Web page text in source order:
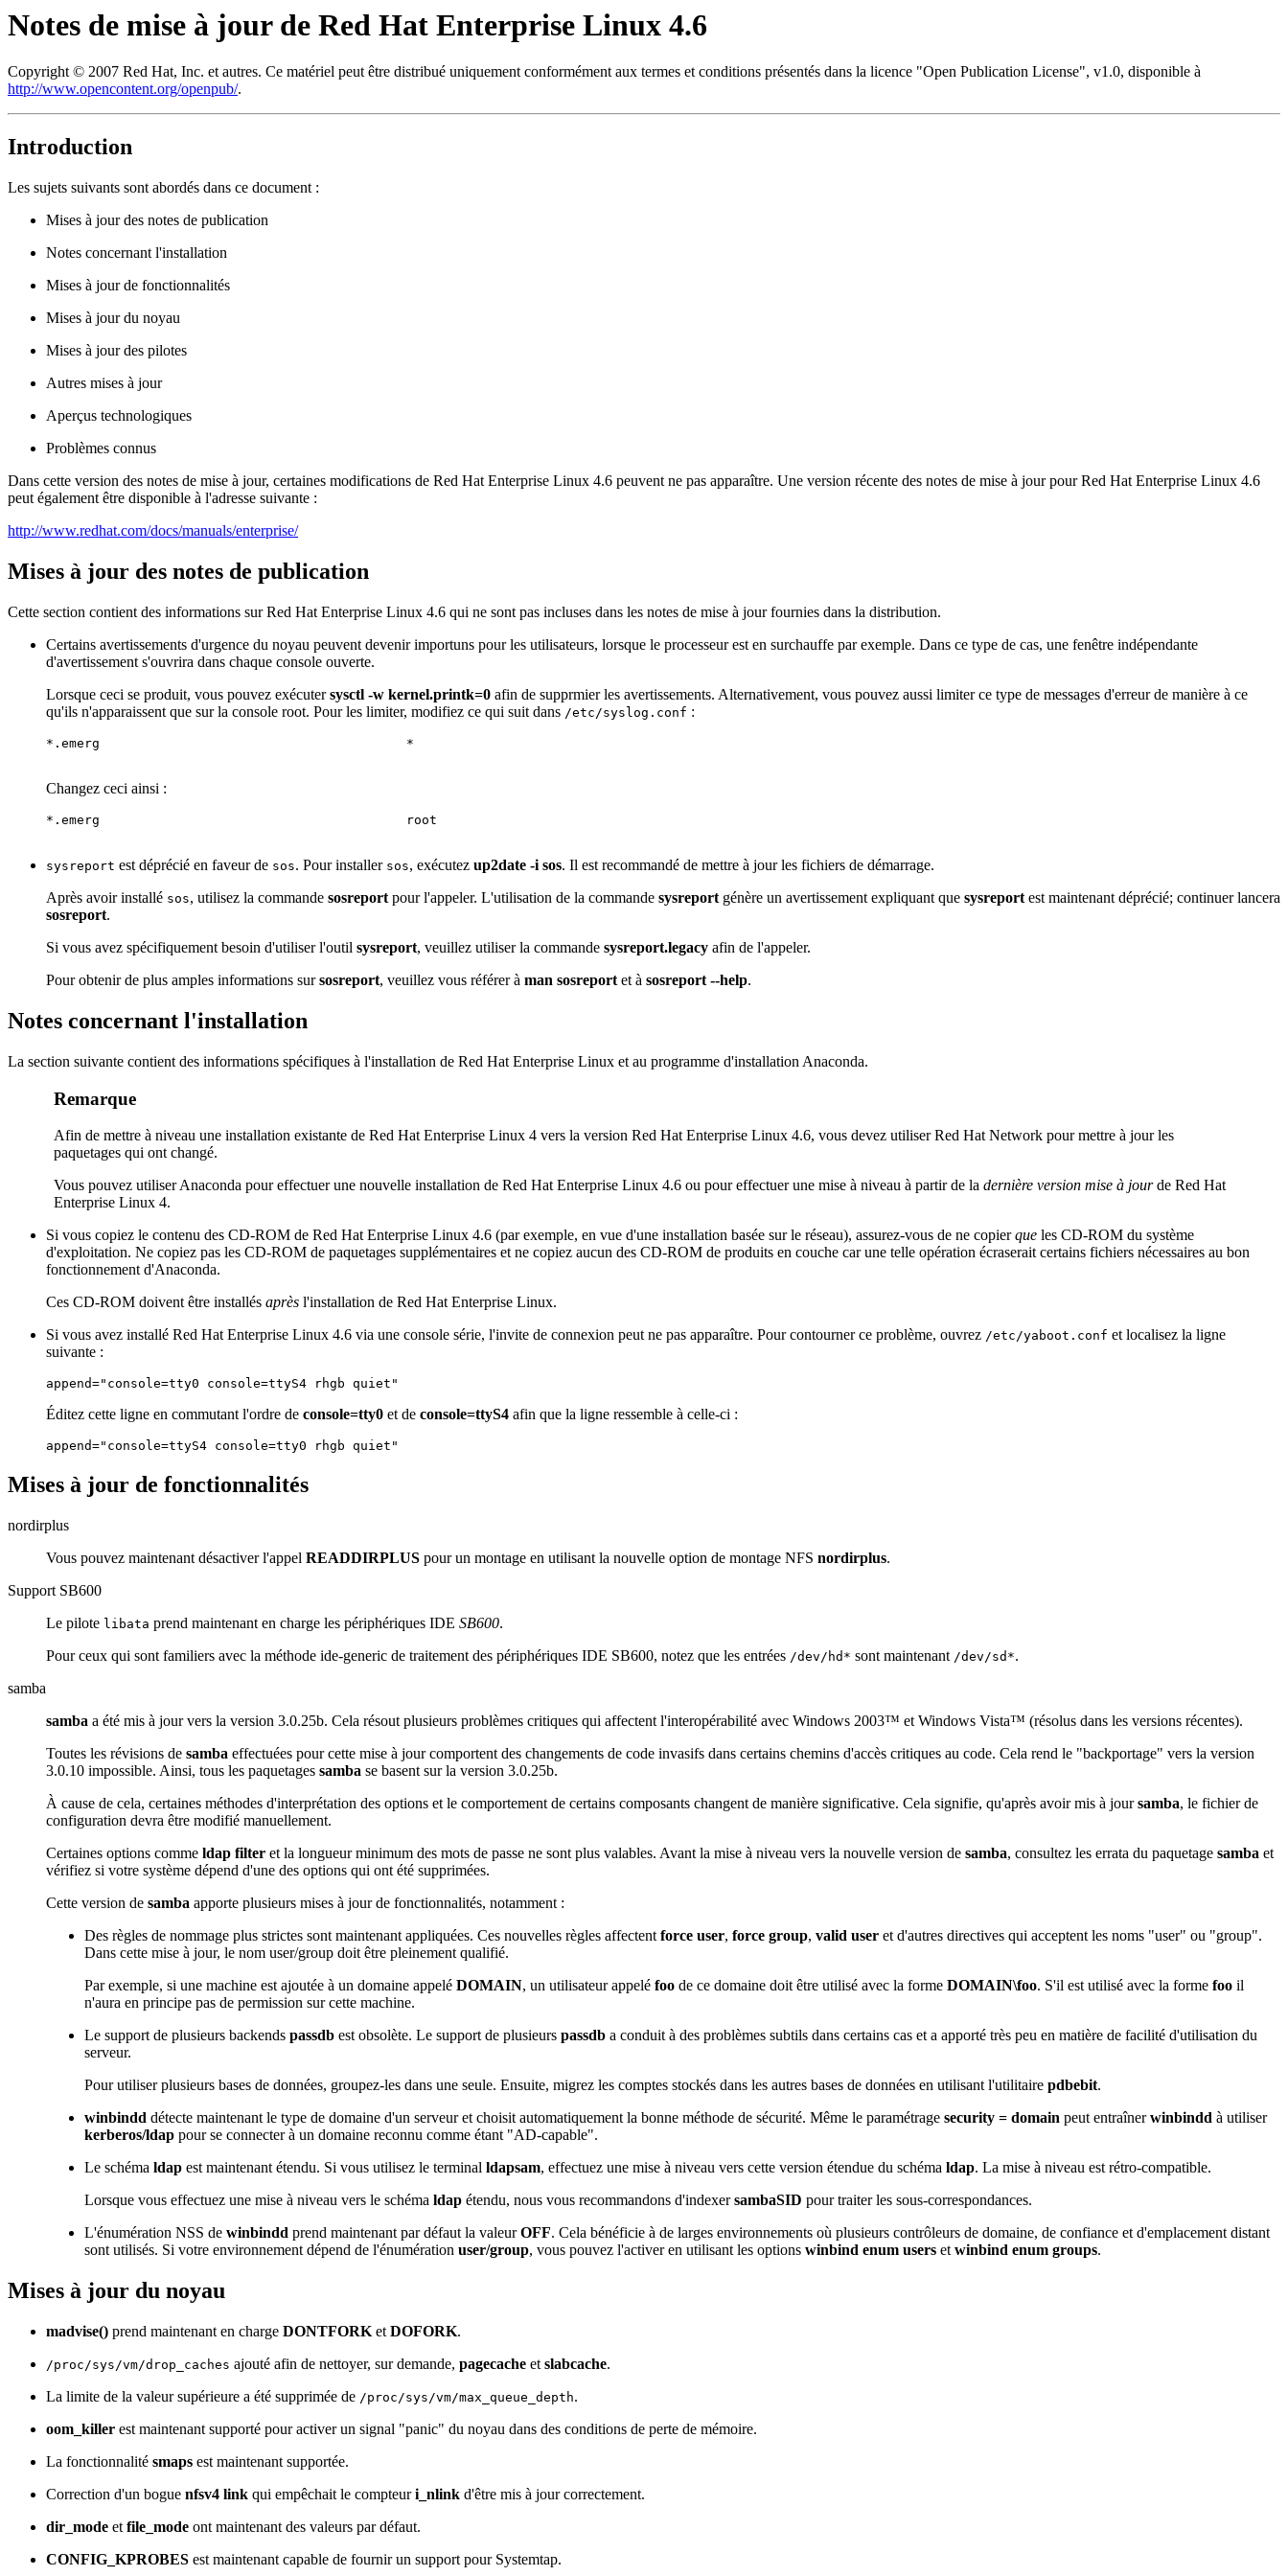
Notes de mise à jour de Red Hat Enterprise Linux 4.6
Copyright © 2007 Red Hat, Inc. et autres. Ce matériel peut être distribué uniquement conformément aux termes et conditions présentés dans la licence "Open Publication License", v1.0, disponible à
http://www.opencontent.org/openpub/.
Introduction
Les sujets suivants sont abordés dans ce document :
Mises à jour des notes de publication
Notes concernant l'installation
Mises à jour de fonctionnalités
Mises à jour du noyau
Mises à jour des pilotes
Autres mises à jour
Aperçus technologiques
Problèmes connus
Dans cette version des notes de mise à jour, certaines modifications de Red Hat Enterprise Linux 4.6 peuvent ne pas apparaître. Une version récente des notes de mise à jour pour Red Hat Enterprise Linux 4.6
peut également être disponible à l'adresse suivante :
http://www.redhat.com/docs/manuals/enterprise/
Mises à jour des notes de publication
Cette section contient des informations sur Red Hat Enterprise Linux 4.6 qui ne sont pas incluses dans les notes de mise à jour fournies dans la distribution.
Certains avertissements d'urgence du noyau peuvent devenir importuns pour les utilisateurs, lorsque le processeur est en surchauffe par exemple. Dans ce type de cas, une fenêtre indépendante
d'avertissement s'ouvrira dans chaque console ouverte.
Lorsque ceci se produit, vous pouvez exécutersysctl -w kernel.printk=0 afin de supprmier les avertissements. Alternativement, vous pouvez aussi limiter ce type de messages d'erreur de manière à ce
qu'ils n'apparaissent que sur la console root. Pour les limiter, modifiez ce qui suit dans /etc/syslog.conf :
*.emerg                                        *
Changez ceci ainsi :
*.emerg                                        root
sysreport est déprécié en faveur de sos. Pour installer sos, exécutez up2date -i sos. Il est recommandé de mettre à jour les fichiers de démarrage.
Après avoir installé sos, utilisez la commande sosreport pour l'appeler. L'utilisation de la commande sysreport génère un avertissement expliquant que sysreport est maintenant déprécié; continuer lancera
sosreport.
Si vous avez spécifiquement besoin d'utiliser l'outil sysreport, veuillez utiliser la commande sysreport.legacy afin de l'appeler.
Pour obtenir de plus amples informations sursosreport, veuillez vous référer à man sosreport et à sosreport --help.
Notes concernant l'installation
La section suivante contient des informations spécifiques à l'installation de Red Hat Enterprise Linux et au programme d'installation Anaconda.
Remarque
Afin de mettre à niveau une installation existante de Red Hat Enterprise Linux 4 vers la version Red Hat Enterprise Linux 4.6, vous devez utiliser Red Hat Network pour mettre à jour les
paquetages qui ont changé.
Vous pouvez utiliser Anaconda pour effectuer une nouvelle installation de Red Hat Enterprise Linux 4.6 ou pour effectuer une mise à niveau à partir de la dernière version mise à jourde Red Hat
Enterprise Linux 4.
Si vous copiez le contenu des CD-ROM de Red Hat Enterprise Linux 4.6 (par exemple, en vue d'une installation basée sur le réseau), assurez-vous de ne copierque les CD-ROM du système
d'exploitation. Ne copiez pas les CD-ROM de paquetages supplémentaires et ne copiez aucun des CD-ROM de produits en couche car une telle opération écraserait certains fichiers nécessaires au bon
fonctionnement d'Anaconda.
Ces CD-ROM doivent être installés après l'installation de Red Hat Enterprise Linux.
Si vous avez installé Red Hat Enterprise Linux 4.6 via une console série, l'invite de connexion peut ne pas apparaître. Pour contourner ce problème, ouvrez /etc/yaboot.conf et localisez la ligne
suivante :
Éditez cette ligne en commutant l'ordre de console=tty0 et de console=ttyS4 afin que la ligne ressemble à celle-ci :
Mises à jour de fonctionnalités
nordirplus
Vous pouvez maintenant désactiver l'appel READDIRPLUS pour un montage en utilisant la nouvelle option de montage NFS nordirplus.
Support SB600
Le pilote libata prend maintenant en charge les périphériques IDE SB600.
Pour ceux qui sont familiers avec la méthode ide-generic de traitement des périphériques IDE SB600, notez que les entrées /dev/hd* sont maintenant /dev/sd*.
samba
samba a été mis à jour vers la version 3.0.25b. Cela résout plusieurs problèmes critiques qui affectent l'interopérabilité avec Windows 2003™ et Windows Vista™ (résolus dans les versions récentes).
Toutes les révisions de samba effectuées pour cette mise à jour comportent des changements de code invasifs dans certains chemins d'accès critiques au code. Cela rend le "backportage" vers la version
3.0.10 impossible. Ainsi, tous les paquetages samba se basent sur la version 3.0.25b.
À cause de cela, certaines méthodes d'interprétation des options et le comportement de certains composants changent de manière significative. Cela signifie, qu'après avoir mis à joursamba, le fichier de
configuration devra être modifié manuellement.
Certaines options comme ldap filter et la longueur minimum des mots de passe ne sont plus valables. Avant la mise à niveau vers la nouvelle version de samba, consultez les errata du paquetage samba et
vérifiez si votre système dépend d'une des options qui ont été supprimées.
Cette version de samba apporte plusieurs mises à jour de fonctionnalités, notamment :
Des règles de nommage plus strictes sont maintenant appliquées. Ces nouvelles règles affectent force user, force group, valid user et d'autres directives qui acceptent les noms "user" ou "group".
Dans cette mise à jour, le nom user/group doit être pleinement qualifié.
Par exemple, si une machine est ajoutée à un domaine appelé DOMAIN, un utilisateur appelé foo de ce domaine doit être utilisé avec la forme DOMAIN\foo. S'il est utilisé avec la forme foo il
n'aura en principe pas de permission sur cette machine.
Le support de plusieurs backends passdb est obsolète. Le support de plusieurs passdb a conduit à des problèmes subtils dans certains cas et a apporté très peu en matière de facilité d'utilisation du
serveur.
Pour utiliser plusieurs bases de données, groupez-les dans une seule. Ensuite, migrez les comptes stockés dans les autres bases de données en utilisant l'utilitaire pdbebit.
winbindd détecte maintenant le type de domaine d'un serveur et choisit automatiquement la bonne méthode de sécurité. Même le paramétrage security = domain peut entraînerwinbindd à utiliser
kerberos/ldap pour se connecter à un domaine reconnu comme étant "AD-capable".
Le schéma ldap est maintenant étendu. Si vous utilisez le terminal ldapsam, effectuez une mise à niveau vers cette version étendue du schéma ldap. La mise à niveau est rétro-compatible.
Lorsque vous effectuez une mise à niveau vers le schéma ldap étendu, nous vous recommandons d'indexersambaSID pour traiter les sous-correspondances.
L'énumération NSS de winbindd prend maintenant par défaut la valeurOFF. Cela bénéficie à de larges environnements où plusieurs contrôleurs de domaine, de confiance et d'emplacement distant
sont utilisés. Si votre environnement dépend de l'énumération user/group, vous pouvez l'activer en utilisant les options winbind enum users et winbind enum groups.
Mises à jour du noyau
madvise() prend maintenant en charge DONTFORK et DOFORK.
/proc/sys/vm/drop_caches ajouté afin de nettoyer, sur demande, pagecache et slabcache.
La limite de la valeur supérieure a été supprimée de /proc/sys/vm/max_queue_depth.
oom_killer est maintenant supporté pour activer un signal "panic" du noyau dans des conditions de perte de mémoire.
La fonctionnalité smaps est maintenant supportée.
Correction d'un bogue nfsv4 link qui empêchait le compteuri_nlink d'être mis à jour correctement.
dir_mode et file_mode ont maintenant des valeurs par défaut.
CONFIG_KPROBES est maintenant capable de fournir un support pour Systemtap.